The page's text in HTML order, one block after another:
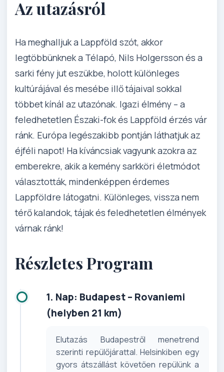
Az utazásról
Ha meghalljuk a Lappföld szót, akkor
legtöbbünknek a Télapó, Nils Holgersson és a
sarki fény jut eszükbe, holott különleges
kultúrájával és mesébe illő tájaival sokkal
többet kínál az utazónak. Igazi élmény – a
feledhetetlen Északi-fok és Lappföld érzés vár
ránk. Európa legészakibb pontján láthatjuk az
éjféli napot! Ha kíváncsiak vagyunk azokra az
emberekre, akik a kemény sarkköri életmódot
választották, mindenképpen érdemes
Lappföldre látogatni. Különleges, vissza nem
térő kalandok, tájak és feledhetetlen élmények
várnak ránk!
Részletes Program
1. Nap: Budapest – Rovaniemi
(helyben 21 km)
Elutazás Budapestről menetrend
szerinti repülőjárattal. Helsinkiben egy
gyors átszállást követően repülünk a